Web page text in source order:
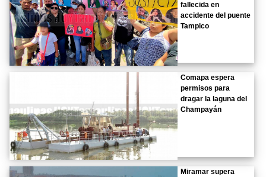
fallecida en
accidente del puente
Tampico
Comapa espera
permisos para
dragar la laguna del
Champayán
Miramar supera